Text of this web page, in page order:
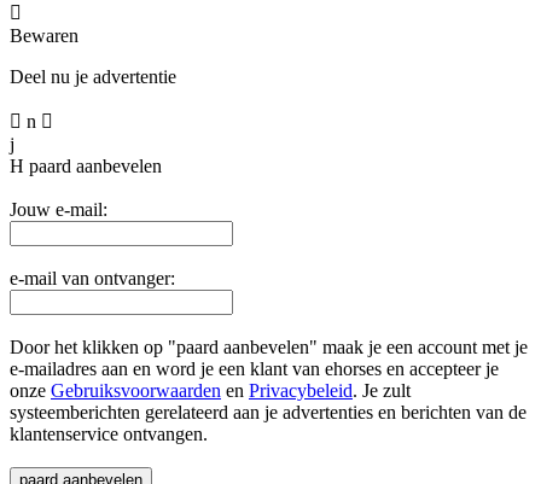

Bewaren
Deel nu je advertentie
 n 
j
H paard aanbevelen
Jouw e-mail:
e-mail van ontvanger:
Door het klikken op "paard aanbevelen" maak je een account met je
e-mailadres aan en word je een klant van ehorses en accepteer je
onze Gebruiksvoorwaarden en Privacybeleid. Je zult
systeemberichten gerelateerd aan je advertenties en berichten van de
klantenservice ontvangen.